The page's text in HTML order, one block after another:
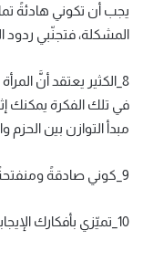
يجب أن تكوني هادئةً
المشكلة، فتجنّبي ردود
8_الكثير يعتقد أنَّ
في تلك الفكرة يمكنك
مبدأ التوازن بين الحزم
9_كوني صادقةً ومنفتحةً على أفكار الآخرين، وتقبُّل الاختلاف عنك.
10_تميّزي بأفكارك الإيجابية، وادعمي فكرة عمل المرأة في المجتمع.